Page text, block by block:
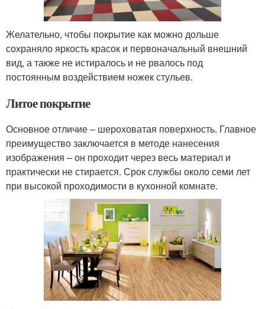
Желательно, чтобы покрытие как можно дольше
сохраняло яркость красок и первоначальный внешний
вид, а также не истиралось и не рвалось под
постоянным воздействием ножек стульев.
Литое покрытие
Основное отличие – шероховатая поверхность. Главное
преимущество заключается в методе нанесения
изображения – он проходит через весь материал и
практически не стирается. Срок службы около семи лет
при высокой проходимости в кухонной комнате.